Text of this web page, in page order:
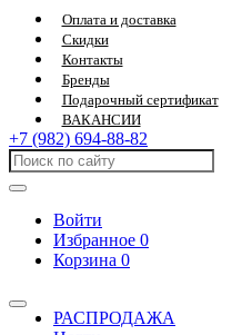
Оплата и доставка
Скидки
Контакты
Бренды
Подарочный сертификат
ВАКАНСИИ
+7 (982) 694-88-82
Войти
Избранное 0
Корзина 0
РАСПРОДАЖА